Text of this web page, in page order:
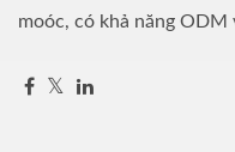
moóc, có khả năng ODM